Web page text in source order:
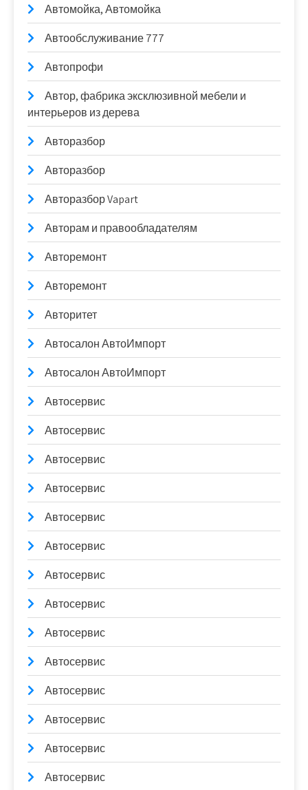
Автомойка, Автомойка
Автообслуживание 777
Автопрофи
Автор, фабрика эксклюзивной мебели и
интерьеров из дерева
Авторазбор
Авторазбор
Авторазбор Vapart
Авторам и правообладателям
Авторемонт
Авторемонт
Авторитет
Автосалон АвтоИмпорт
Автосалон АвтоИмпорт
Автосервис
Автосервис
Автосервис
Автосервис
Автосервис
Автосервис
Автосервис
Автосервис
Автосервис
Автосервис
Автосервис
Автосервис
Автосервис
Автосервис